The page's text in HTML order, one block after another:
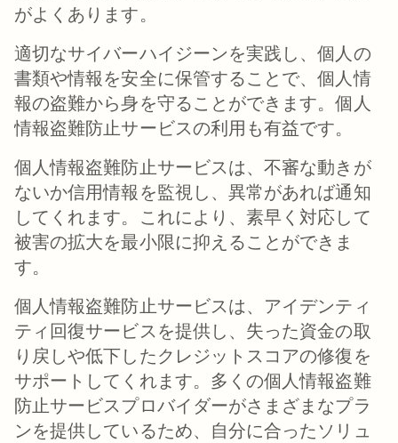
がよくあります。
適切なサイバーハイジーンを実践し、個人の
書類や情報を安全に保管することで、個人情
報の盗難から身を守ることができます。個人
情報盗難防止サービスの利用も有益です。
個人情報盗難防止サービスは、不審な動きが
ないか信用情報を監視し、異常があれば通知
してくれます。これにより、素早く対応して
被害の拡大を最小限に抑えることができま
す。
個人情報盗難防止サービスは、アイデンティ
ティ回復サービスを提供し、失った資金の取
り戻しや低下したクレジットスコアの修復を
サポートしてくれます。多くの個人情報盗難
防止サービスプロバイダーがさまざまなプラ
ンを提供しているため、自分に合ったソリュ